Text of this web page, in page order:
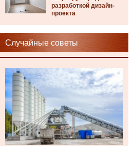
разработкой дизайн-
проекта
Случайные советы